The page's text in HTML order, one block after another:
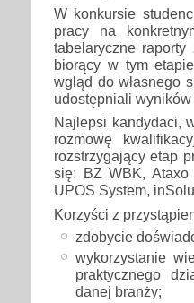
W konkursie
pracy na
tabelaryczne
biorący w tym
wgląd do własnego
udostępniali
Najlepsi kandydaci,
rozmowę
rozstrzygający etap
się: BZ WBK,
UPOS System,
Korzyści z
zdobycie
wykorzystanie
praktycznego
danej branży;